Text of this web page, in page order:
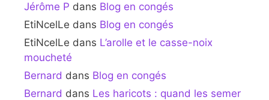
Jérôme P dans Blog en congés
EtiNcelLe dans Blog en congés
EtiNcelLe dans L’arolle et le casse-noix
moucheté
Bernard dans Blog en congés
Bernard dans Les haricots : quand les semer